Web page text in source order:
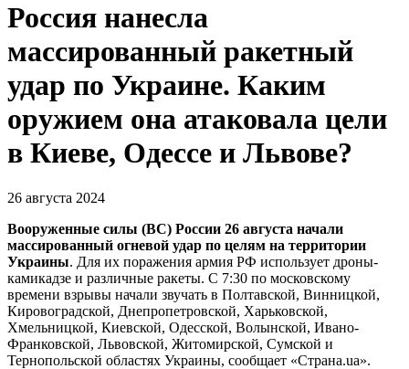
Россия нанесла
массированный ракетный
удар по Украине. Каким
оружием она атаковала цели
в Киеве, Одессе и Львове?
26 августа 2024
Вооруженные силы (ВС) России 26 августа начали
массированный огневой удар по целям на территории
Украины. Для их поражения армия РФ использует дроны-
камикадзе и различные ракеты. С 7:30 по московскому
времени взрывы начали звучать в Полтавской, Винницкой,
Кировоградской, Днепропетровской, Харьковской,
Хмельницкой, Киевской, Одесской, Волынской, Ивано-
Франковской, Львовской, Житомирской, Сумской и
Тернопольской областях Украины, сообщает «Страна.ua».